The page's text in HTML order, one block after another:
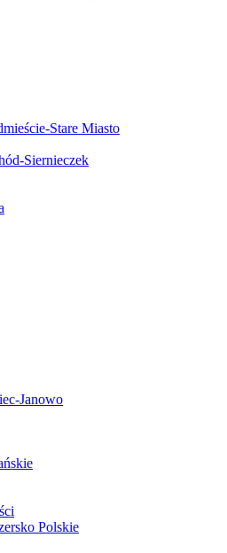
Stare Miasto
Siernieczek
Janowo
Polskie